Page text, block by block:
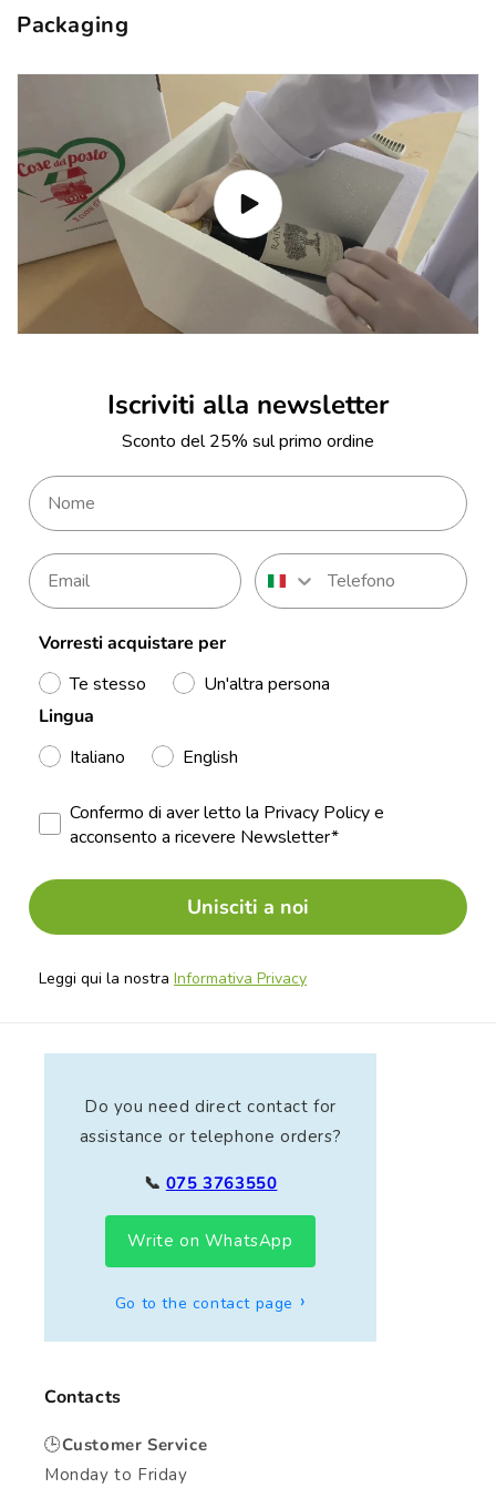
Packaging
Iscriviti alla newsletter
Sconto del 25% sul primo ordine
Vorresti acquistare per
Te stesso
Un'altra persona
Lingua
Italiano
English
Confermo di aver letto la Privacy Policy e
acconsento a ricevere Newsletter*
Unisciti a noi
Leggi qui la nostra Informativa Privacy
Do you need direct contact for
assistance or telephone orders?
📞 075 3763550
Write on WhatsApp
Go to the contact page
Contacts
🕒Customer Service
Monday to Friday